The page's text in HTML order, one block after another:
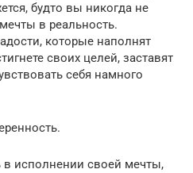
будто вы никогда не
в реальность.
которые наполнят
своих целей, заставят
себя намного
в исполнении своей мечты,